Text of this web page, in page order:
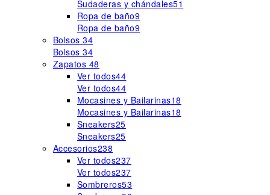
Sudaderas y chándales51
Ropa de baño9
Ropa de baño9
Bolsos34
Bolsos34
Zapatos 48
Ver todos44
Ver todos44
Mocasines y Bailarinas18
Mocasines y Bailarinas18
Sneakers25
Sneakers25
Accesorios238
Ver todos237
Ver todos237
Sombreros53